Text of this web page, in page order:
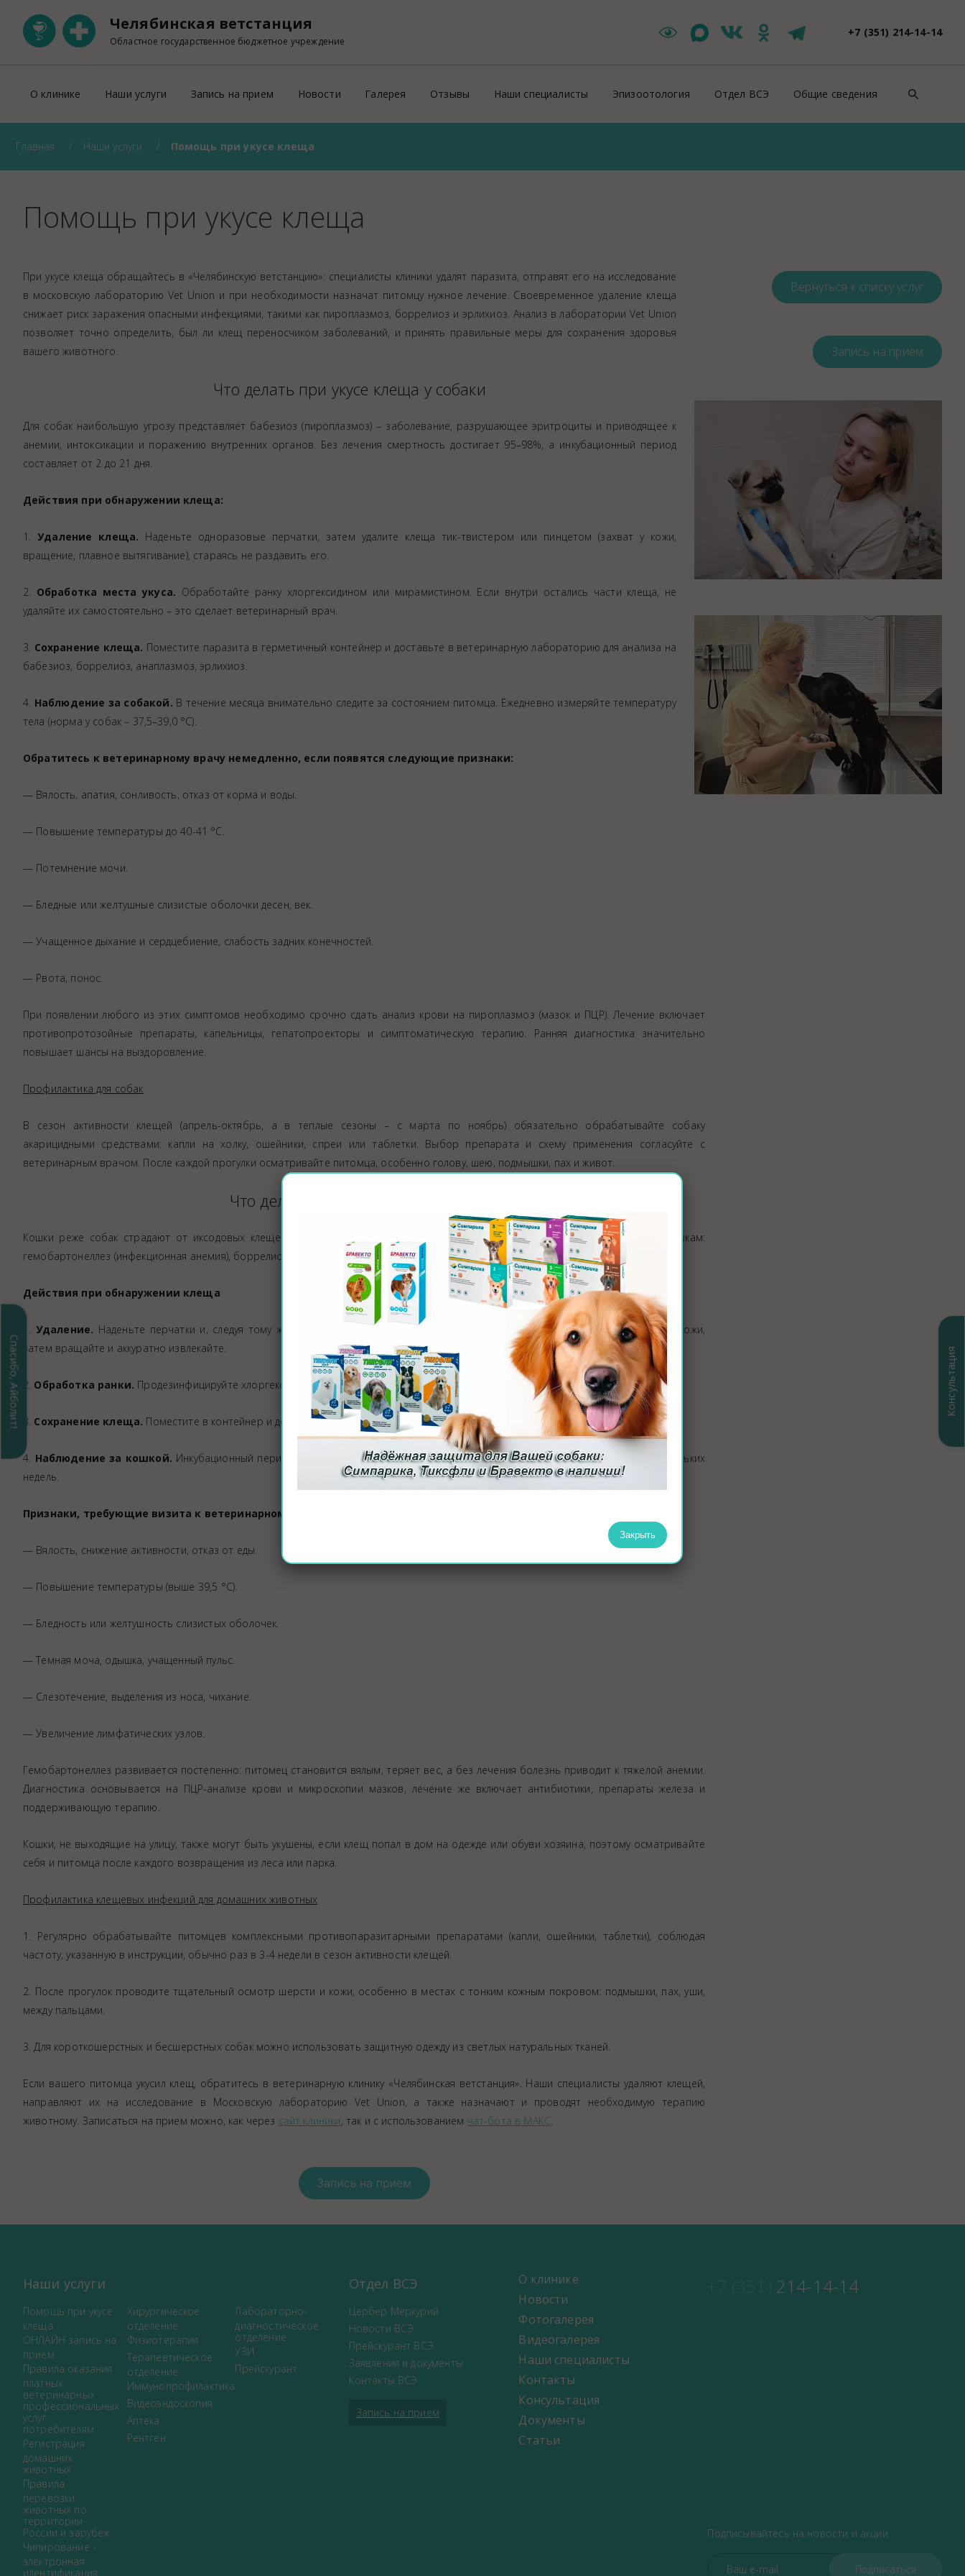
Спасибо, Айболит! Консультация
Челябинская ветстанция
Областное государственное бюджетное учреждение
+7 (351) 214-14-14
О клинике
Ветеринарная клиника на Свердловском
Участковая ветеринарная лечебница Тракторозаводского района
Ветеринарный кабинет на Университетской набережной
Наши услуги
ОНЛАЙН запись на прием
Правила оказания платных ветеринарных профессиональных услуг потребителям
Регистрация домашних животных
Правила перевозки животных по территории России и зарубеж
Лабораторно-диагностическое отделение
Рентген
Аптека
Терапевтическое отделение
Физиотерапия
Хирургическое отделение
ЭКГ
Запись на прием Новости Галерея
Видео
Отзывы Наши специалисты Эпизоотология
Эпизоотическая ситуация
Сопроводительные документы на животных
Противоэпизоотические мероприятия
Отдел ВСЭ
Новости ВСЭ
Общие сведения
Нормативно-правовые
Вакансии
Спасибо, Айболит!
Главная Наши услуги Помощь при укусе клеща
Помощь при укусе клеща
Вернуться к списку услуг
Запись на прием
При укусе клеща обращайтесь в «Челябинскую ветстанцию»: специалисты клиники удалят паразита, отправят его на исследование
в московскую лабораторию Vet Union и при необходимости назначат питомцу нужное лечение. Своевременное удаление клеща
снижает риск заражения опасными инфекциями, такими как пироплазмоз, боррелиоз и эрлихиоз. Анализ в лаборатории Vet Union
позволяет точно определить, был ли клещ переносчиком заболеваний, и принять правильные меры для сохранения здоровья
вашего животного.
Что делать при укусе клеща у собаки
Для собак наибольшую угрозу представляет бабезиоз (пироплазмоз) – заболевание, разрушающее эритроциты и приводящее к
анемии, интоксикации и поражению внутренних органов. Без лечения смертность достигает 95–98%, а инкубационный период
составляет от 2 до 21 дня.
Действия при обнаружении клеща:
1. Удаление клеща. Наденьте одноразовые перчатки, затем удалите клеща тик-твистером или пинцетом (захват у кожи,
вращение, плавное вытягивание), стараясь не раздавить его.
2. Обработка места укуса. Обработайте ранку хлоргексидином или мирамистином. Если внутри остались части клеща, не
удаляйте их самостоятельно – это сделает ветеринарный врач.
3. Сохранение клеща. Поместите паразита в герметичный контейнер и доставьте в ветеринарную лабораторию для анализа на
бабезиоз, боррелиоз, анаплазмоз, эрлихиоз.
4. Наблюдение за собакой. В течение месяца внимательно следите за состоянием питомца. Ежедневно измеряйте температуру
тела (норма у собак – 37,5–39,0 °C).
Обратитесь к ветеринарному врачу немедленно, если появятся следующие признаки:
— Вялость, апатия, сонливость, отказ от корма и воды.
— Повышение температуры до 40-41 °C.
— Потемнение мочи.
— Бледные или желтушные слизистые оболочки десен, век.
— Учащенное дыхание и сердцебиение, слабость задних конечностей.
— Рвота, понос.
При появлении любого из этих симптомов необходимо срочно сдать анализ крови на пироплазмоз (мазок и ПЦР). Лечение включает
противопротозойные препараты, капельницы, гепатопроекторы и симптоматическую терапию. Ранняя диагностика значительно
повышает шансы на выздоровление.
Профилактика для собак
В сезон активности клещей (апрель-октябрь, а в теплые сезоны – с марта по ноябрь) обязательно обрабатывайте собаку
акарицидными средствами: капли на холку, ошейники, спреи или таблетки. Выбор препарата и схему применения согласуйте с
ветеринарным врачом. После каждой прогулки осматривайте питомца, особенно голову, шею, подмышки, пах и живот.
Что делать при укусе клеща у кошки
Кошки реже собак страдают от иксодовых клещей, но также подвержены заражению. Основные инфекции, передающиеся кошкам:
гемобартонеллез (инфекционная анемия), боррелиоз, эрлихиоз, реже – бабезиоз.
Действия при обнаружении клеща
1. Удаление. Наденьте перчатки и, следуя тому же принципу, с помощью тик-твистера или пинцета захватите клеща у самой кожи,
затем вращайте и аккуратно извлекайте.
2. Обработка ранки. Продезинфицируйте хлоргексидином или мирамистином.
3. Сохранение клеща. Поместите в контейнер и доставьте в лабораторию для анализа.
4. Наблюдение за кошкой. Инкубационный период клещевых инфекций у кошек может составлять от нескольких дней до нескольких
недель.
Признаки, требующие визита к ветеринарному врачу:
— Вялость, снижение активности, отказ от еды.
— Повышение температуры (выше 39,5 °C).
— Бледность или желтушность слизистых оболочек.
— Темная моча, одышка, учащенный пульс.
— Слезотечение, выделения из носа, чихание.
— Увеличение лимфатических узлов.
Гемобартонеллез развивается постепенно: питомец становится вялым, теряет вес, а без лечения болезнь приводит к тяжелой анемии.
Диагностика основывается на ПЦР-анализе крови и микроскопии мазков, лечение же включает антибиотики, препараты железа и
поддерживающую терапию.
Кошки, не выходящие на улицу, также могут быть укушены, если клещ попал в дом на одежде или обуви хозяина, поэтому осматривайте
себя и питомца после каждого возвращения из леса или парка.
Профилактика клещевых инфекций для домашних животных
1. Регулярно обрабатывайте питомцев комплексными противопаразитарными препаратами (капли, ошейники, таблетки), соблюдая
частоту, указанную в инструкции, обычно раз в 3-4 недели в сезон активности клещей.
2. После прогулок проводите тщательный осмотр шерсти и кожи, особенно в местах с тонким кожным покровом: подмышки, пах, уши,
между пальцами.
3. Для короткошерстных и бесшерстных собак можно использовать защитную одежду из светлых натуральных тканей.
Если вашего питомца укусил клещ, обратитесь в ветеринарную клинику «Челябинская ветстанция». Наши специалисты удаляют клещей,
направляют их на исследование в Московскую лабораторию Vet Union, а также назначают и проводят необходимую терапию
животному. Записаться на прием можно, как через сайт клиники, так и с использованием чат-бота в МАКС.
Наши услуги
Помощь при укусе
клеща
ОНЛАЙН запись на
прием
Правила оказания
платных
ветеринарных
профессиональных
услуг
потребителям
Регистрация
домашних
животных
Правила
перевозки
животных по
территории
России и зарубеж
Чипирование -
электронная
идентификация
Хирургическое
отделение
Физиотерапия
Терапевтическое
отделение
Иммунопрофилактика
Видеоэндоскопия
Аптека
Рентген
Лабораторно-
диагностическое
отделение
УЗИ
Прейскурант
Отдел ВСЭ
Цербер Меркурий
Новости ВСЭ
Прейскурант ВСЭ
Заявления и документы
Контакты ВСЭ
Запись на прием
О клинике
Новости
Фотогалерея
Видеогалерея
Наши специалисты
Контакты
Консультация
Документы
Статьи
214-14-14
Подписывайтесь на новости и акции
Закрыть